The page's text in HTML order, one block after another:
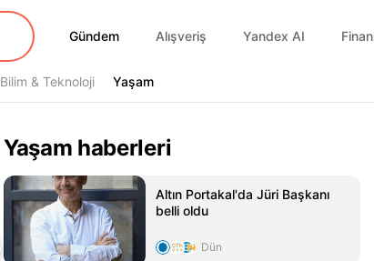
Gündem
Gündem Alışveriş Yandex AI
Bilim & Teknoloji Yaşam
Yaşam
Yaşam haberleri
Altın Portakal'da Jüri Başkanı
belli oldu
Dün